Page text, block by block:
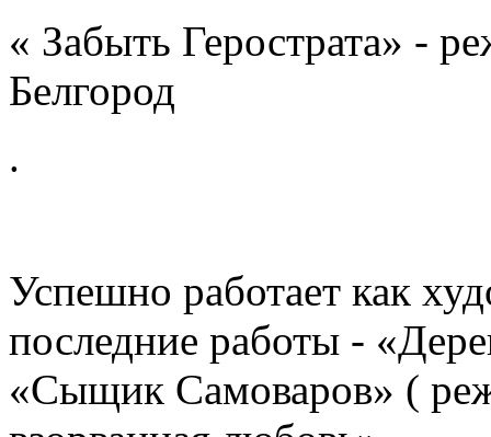
« Забыть Герострата» -
Белгород
.
Успешно работает как
последние работы -
«Сыщик Самоваров» (